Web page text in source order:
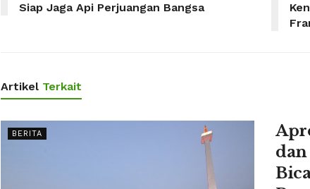
Siap Jaga Api Perjuangan Bangsa
Artikel Terkait
BERITA
dan